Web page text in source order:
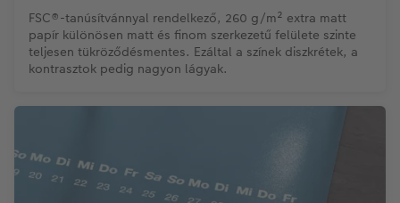
FSC®-tanúsítvánnyal rendelkező, 260 g/m² extra matt
papír különösen matt és finom szerkezetű felülete szinte
teljesen tükröződésmentes. Ezáltal a színek diszkrétek, a
kontrasztok pedig nagyon lágyak.